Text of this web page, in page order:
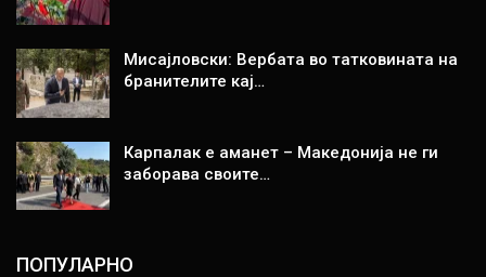
Мисајловски: Вербата во татковината на
бранителите кај…
Карпалак е аманет – Македонија не ги
заборава своите…
ПОПУЛАРНО